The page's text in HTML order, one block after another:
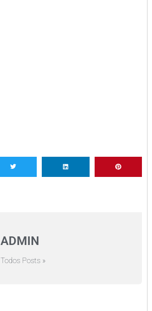
ADMIN
Todos Posts »